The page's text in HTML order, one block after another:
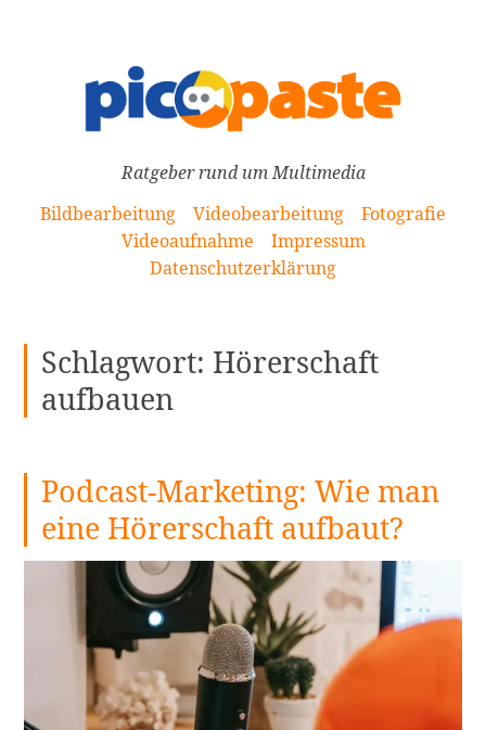
Ratgeber rund um Multimedia
Bildbearbeitung
Videobearbeitung
Fotografie
Videoaufnahme
Impressum
Datenschutzerklärung
Schlagwort: Hörerschaft
aufbauen
Podcast-Marketing: Wie man
eine Hörerschaft aufbaut?